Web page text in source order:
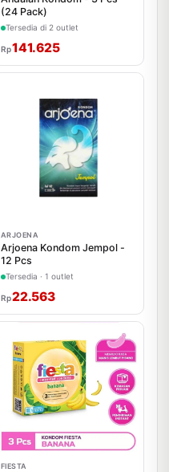
(24 Pack)
Tersedia di 2 outlet
Rp141.625
ARJOENA
Arjoena Kondom Jempol -
12 Pcs
Tersedia · 1 outlet
Rp22.563
FIESTA